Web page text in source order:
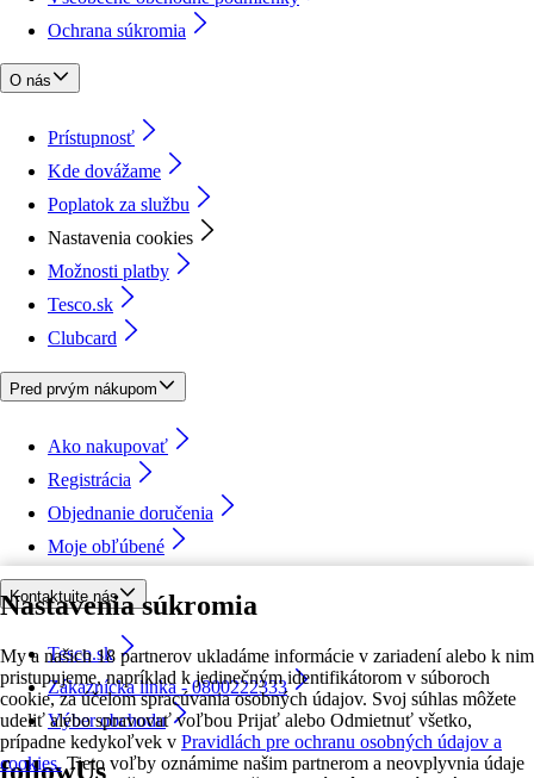
Nastavenia súkromia
My a našich 18 partnerov ukladáme informácie v zariadení alebo k nim
pristupujeme, napríklad k jedinečným identifikátorom v súboroch
cookie, za účelom spracúvania osobných údajov. Svoj súhlas môžete
udeliť alebo spravovať voľbou Prijať alebo Odmietnuť všetko,
prípadne kedykoľvek v Pravidlách pre ochranu osobných údajov a
cookies. Tieto voľby oznámime našim partnerom a neovplyvnia údaje
Ochrana súkromia
O nás
Prístupnosť
Kde dovážame
Poplatok za službu
Nastavenia cookies
Možnosti platby
Tesco.sk
Clubcard
Pred prvým nákupom
Ako nakupovať
Registrácia
Objednanie doručenia
Moje obľúbené
Kontaktujte nás
Tesco.sk
Zákaznícka linka - 0800222333
Výber obchodu
followUs